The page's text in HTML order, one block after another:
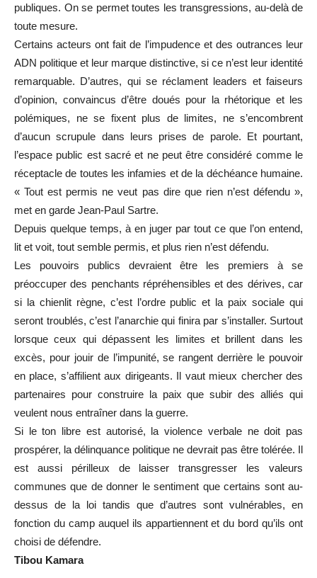
publiques. On se permet toutes les transgressions, au-delà de
toute mesure.
Certains acteurs ont fait de l’impudence et des outrances leur
ADN politique et leur marque distinctive, si ce n’est leur identité
remarquable. D’autres, qui se réclament leaders et faiseurs
d’opinion, convaincus d’être doués pour la rhétorique et les
polémiques, ne se fixent plus de limites, ne s’encombrent
d’aucun scrupule dans leurs prises de parole. Et pourtant,
l’espace public est sacré et ne peut être considéré comme le
réceptacle de toutes les infamies et de la déchéance humaine.
« Tout est permis ne veut pas dire que rien n’est défendu »,
met en garde Jean-Paul Sartre.
Depuis quelque temps, à en juger par tout ce que l’on entend,
lit et voit, tout semble permis, et plus rien n’est défendu.
Les pouvoirs publics devraient être les premiers à se
préoccuper des penchants répréhensibles et des dérives, car
si la chienlit règne, c’est l’ordre public et la paix sociale qui
seront troublés, c’est l’anarchie qui finira par s’installer. Surtout
lorsque ceux qui dépassent les limites et brillent dans les
excès, pour jouir de l’impunité, se rangent derrière le pouvoir
en place, s’affilient aux dirigeants. Il vaut mieux chercher des
partenaires pour construire la paix que subir des alliés qui
veulent nous entraîner dans la guerre.
Si le ton libre est autorisé, la violence verbale ne doit pas
prospérer, la délinquance politique ne devrait pas être tolérée. Il
est aussi périlleux de laisser transgresser les valeurs
communes que de donner le sentiment que certains sont au-
dessus de la loi tandis que d’autres sont vulnérables, en
fonction du camp auquel ils appartiennent et du bord qu’ils ont
choisi de défendre.
Tibou Kamara